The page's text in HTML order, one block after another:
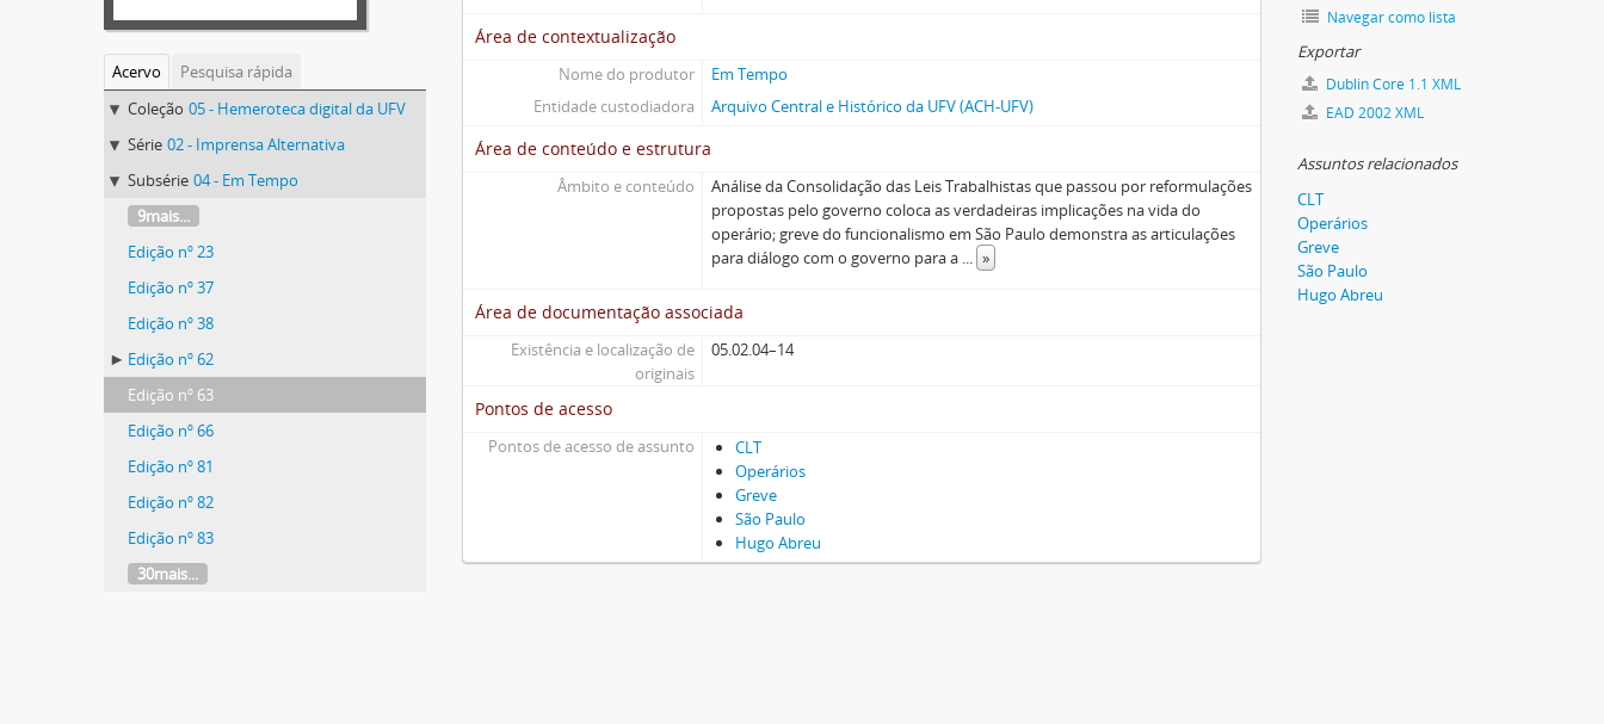
Acervo
Pesquisa rápida
Coleção 05 - Hemeroteca digital da UFV
Série 02 - Imprensa Alternativa
Subsérie 04 - Em Tempo
9mais...
Edição nº 23
Edição nº 37
Edição nº 38
Edição nº 62
Edição nº 63
Edição nº 66
Edição nº 81
Edição nº 82
Edição nº 83
30mais...
Área de contextualização
Nome do produtor
Em Tempo
Entidade custodiadora
Arquivo Central e Histórico da UFV (ACH-UFV)
Área de conteúdo e estrutura
Âmbito e conteúdo
Análise da Consolidação das Leis Trabalhistas que passou por reformulações
propostas pelo governo coloca as verdadeiras implicações na vida do
operário; greve do funcionalismo em São Paulo demonstra as articulações
para diálogo com o governo para a ... »
Área de documentação associada
Existência e localização de
originais
05.02.04–14
Pontos de acesso
Pontos de acesso de assunto
CLT
Operários
Greve
São Paulo
Hugo Abreu
Navegar como lista
Exportar
Dublin Core 1.1 XML
EAD 2002 XML
Assuntos relacionados
CLT
Operários
Greve
São Paulo
Hugo Abreu